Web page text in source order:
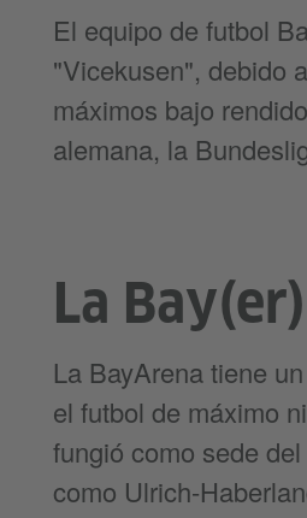
El equipo de futbol
"Vicekusen", debido
máximos bajo
alemana, la
La
La BayArena tiene
el futbol de máximo
fungió como sede
como Ulrich-